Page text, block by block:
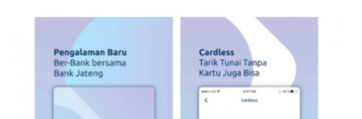
Pinjaman
Kartu Kredit